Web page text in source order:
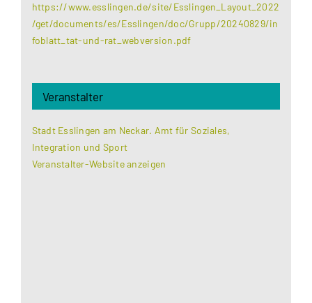
https://www.esslingen.de/site/Esslingen_Layout_2022
/get/documents/es/Esslingen/doc/Grupp/20240829/in
foblatt_tat-und-rat_webversion.pdf
Veranstalter
Stadt Esslingen am Neckar. Amt für Soziales,
Integration und Sport
Veranstalter-Website anzeigen